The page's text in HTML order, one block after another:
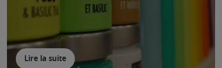
Lire la suite